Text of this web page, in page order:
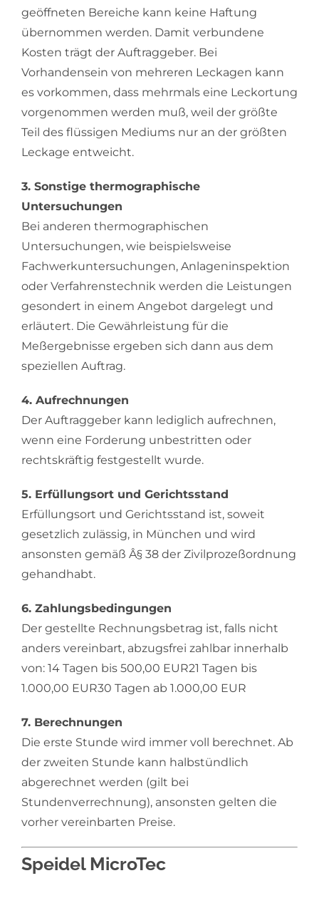
geöffneten Bereiche kann keine Haftung
übernommen werden. Damit verbundene
Kosten trägt der Auftraggeber. Bei
Vorhandensein von mehreren Leckagen kann
es vorkommen, dass mehrmals eine Leckortung
vorgenommen werden muß, weil der größte
Teil des flüssigen Mediums nur an der größten
Leckage entweicht.
3. Sonstige thermographische
Untersuchungen
Bei anderen thermographischen
Untersuchungen, wie beispielsweise
Fachwerkuntersuchungen, Anlageninspektion
oder Verfahrenstechnik werden die Leistungen
gesondert in einem Angebot dargelegt und
erläutert. Die Gewährleistung für die
Meßergebnisse ergeben sich dann aus dem
speziellen Auftrag.
4. Aufrechnungen
Der Auftraggeber kann lediglich aufrechnen,
wenn eine Forderung unbestritten oder
rechtskräftig festgestellt wurde.
5. Erfüllungsort und Gerichtsstand
Erfüllungsort und Gerichtsstand ist, soweit
gesetzlich zulässig, in München und wird
ansonsten gemäß Â§ 38 der Zivilprozeßordnung
gehandhabt.
6. Zahlungsbedingungen
Der gestellte Rechnungsbetrag ist, falls nicht
anders vereinbart, abzugsfrei zahlbar innerhalb
von: 14 Tagen bis 500,00 EUR21 Tagen bis
1.000,00 EUR30 Tagen ab 1.000,00 EUR
7. Berechnungen
Die erste Stunde wird immer voll berechnet. Ab
der zweiten Stunde kann halbstündlich
abgerechnet werden (gilt bei
Stundenverrechnung), ansonsten gelten die
vorher vereinbarten Preise.
Speidel MicroTec